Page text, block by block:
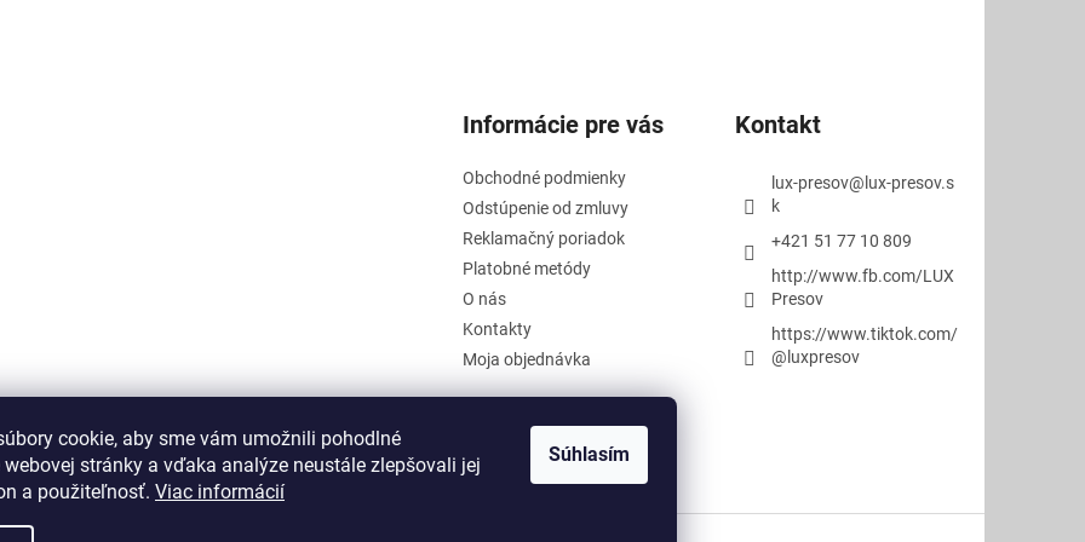
cookie, aby sme vám umožnili pohodlné
stránky a vďaka analýze neustále zlepšovali jej
a použiteľnosť. Viac informácií
Súhlasím
Informácie pre vás
Obchodné podmienky
Odstúpenie od zmluvy
Reklamačný poriadok
Platobné metódy
O nás
Kontakty
Moja objednávka
Kontakt
lux-presov@ lux-presov.s
k
+421 51 77 10 809
http://www.fb.com/LUX
Presov
https://www.tiktok.com/
@luxpresov